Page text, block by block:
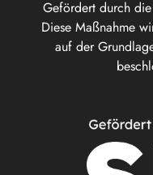
Gefördert durch die
Diese Maßnahme
auf der